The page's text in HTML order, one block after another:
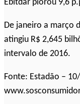
Ebitdar piorou 9,6
De janeiro a março
atingiu R$ 2,645
intervalo de 2016.
Fonte: Estadão –